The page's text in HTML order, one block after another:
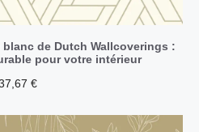
de Dutch Wallcoverings :
pour votre intérieur
€